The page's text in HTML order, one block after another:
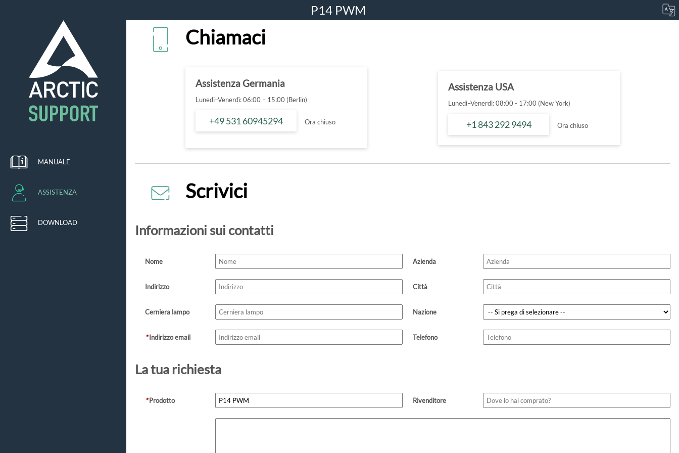
P14 PWM
MANUALE
ASSISTENZA
DOWNLOAD
Chiamaci
Assistenza Germania
Lunedi–Venerdì: 06:00 – 15:00 (Berlin)
+49 531 60945294 Ora chiuso
Assistenza USA
Lunedi–Venerdì: 08:00 - 17:00 (New York)
+1 843 292 9494 Ora chiuso
Scrivici
Informazioni sui contatti
Nome Azienda
Indirizzo Città
Cerniera lampo Nazione
*Indirizzo email Telefono
La tua richiesta
*Prodotto Rivenditore